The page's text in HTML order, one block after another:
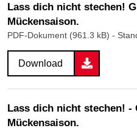
Lass dich nicht stechen!
Mückensaison.
PDF-Dokument (961.3 kB) -
Download
Lass dich nicht stechen!
Mückensaison.